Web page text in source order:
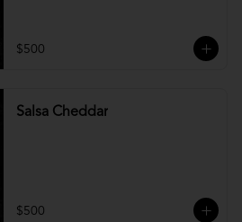
$500
Salsa Cheddar
$500